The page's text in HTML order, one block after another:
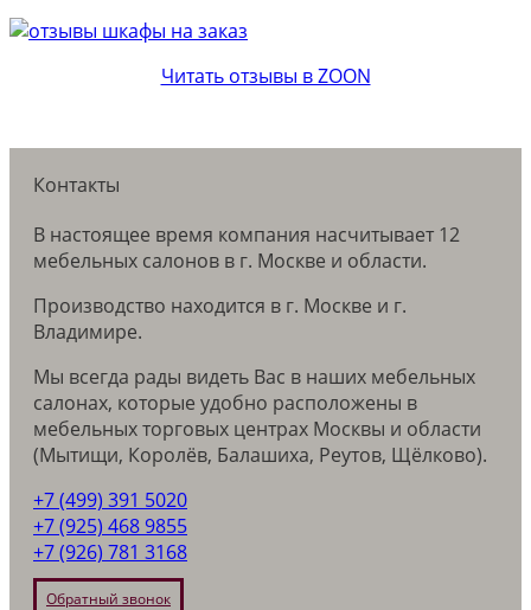
Читать отзывы в ZOON
Контакты
В настоящее время компания насчитывает 12
мебельных салонов в г. Москве и области.
Производство находится в г. Москве и г.
Владимире.
Мы всегда рады видеть Вас в наших мебельных
салонах, которые удобно расположены в
мебельных торговых центрах Москвы и области
(Мытищи, Королёв, Балашиха, Реутов, Щёлково).
+7 (499) 391 5020
+7 (925) 468 9855
+7 (926) 781 3168
Обратный звонок